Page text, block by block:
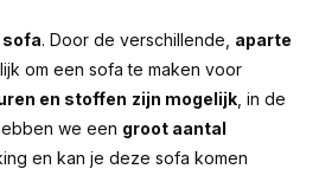
sofa. Door de verschillende, aparte
om een sofa te maken voor
en stoffen zijn mogelijk , in de
we een groot aantal
en kan je deze sofa komen